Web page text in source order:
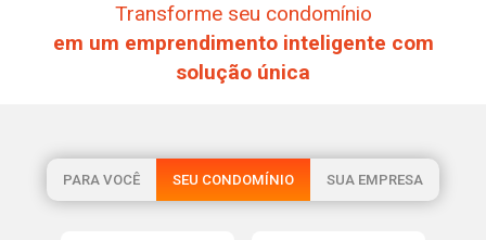
Transforme seu condomínio
em um emprendimento inteligente com
solução única
PARA VOCÊ SEU CONDOMÍNIO SUA EMPRESA